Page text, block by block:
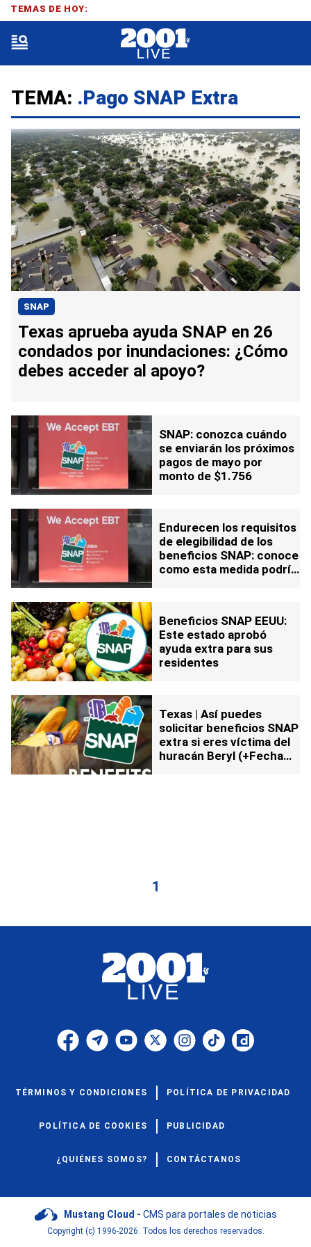
TEMA: .pago SNAP Extra
SNAP
Texas aprueba ayuda SNAP en 26
condados por inundaciones: ¿Cómo
debes acceder al apoyo?
SNAP: conozca cuándo
se enviarán los próximos
pagos de mayo por
monto de $1.756
Endurecen los requisitos
de elegibilidad de los
beneficios SNAP: conoce
como esta medida podría
Beneficios SNAP EEUU:
Este estado aprobó
ayuda extra para sus
residentes
Texas | Así puedes
solicitar beneficios SNAP
extra si eres víctima del
huracán Beryl (+Fecha
1
TÉRMINOS Y CONDICIONES POLÍTICA DE PRIVACIDAD
POLÍTICA DE COOKIES PUBLICIDAD
¿QUIÉNES SOMOS? CONTÁCTANOS
Mustang Cloud - CMS para portales de noticias
Copyright (c) 1996-2026. Todos los derechos reservados.
TEMAS DE HOY: